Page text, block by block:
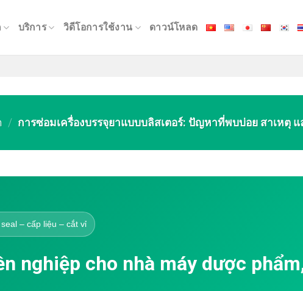
บริการ วิดีโอการใช้งาน ดาวน์โหลด
/ การซ่อมเครื่องบรรจุยาแบบบลิสเตอร์: ปัญหาที่พบบ่อย สาเหตุ
– cấp liệu – cắt vỉ
nghiệp cho nhà máy dược